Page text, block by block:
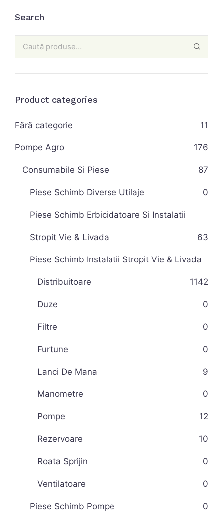
Search
Product categories
Fără categorie 11
Pompe Agro 176
Consumabile Si Piese 87
Piese Schimb Diverse Utilaje 0
Piese Schimb Erbicidatoare Si Instalatii
Stropit Vie & Livada 63
Piese Schimb Instalatii Stropit Vie & Livada
42
Distribuitoare 11
Duze 0
Filtre 0
Furtune 0
Lanci De Mana 9
Manometre 0
Pompe 12
Rezervoare 10
Roata Sprijin 0
Ventilatoare 0
Piese Schimb Pompe 0